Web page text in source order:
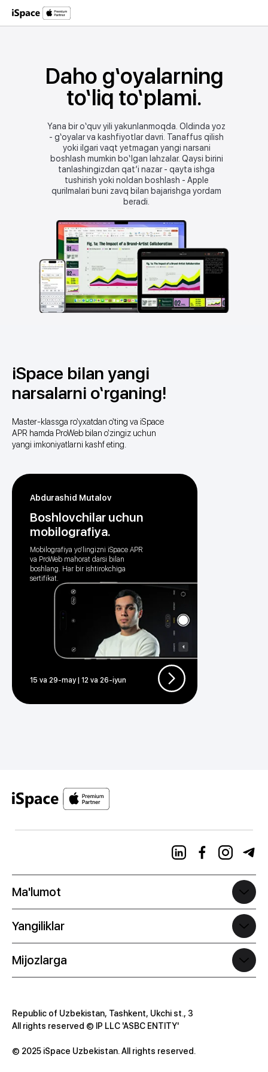
Daho g‘oyalarning
to‘liq to‘plami.
Yana bir o‘quv yili yakunlanmoqda. Oldinda yoz
- g‘oyalar va kashfiyotlar davri. Tanaffus qilish
yoki ilgari vaqt yetmagan yangi narsani
boshlash mumkin bo‘lgan lahzalar. Qaysi birini
tanlashingizdan qat’i nazar - qayta ishga
tushirish yoki noldan boshlash - Apple
qurilmalari buni zavq bilan bajarishga yordam
beradi.
iSpace bilan yangi
narsalarni o‘rganing!
Master-klassga ro‘yxatdan o‘ting va iSpace
APR hamda ProWeb bilan o‘zingiz uchun
yangi imkoniyatlarni kashf eting.
Boshlovchilar uchun
mobilografiya.
Mobilografiya yo‘lingizni iSpace APR
va ProWeb mahorat darsi bilan
boshlang. Har bir ishtirokchiga
sertifikat.
Abdurashid Mutalov
15 va 29-may | 12 va 26-iyun
Ma'lumot
Yangiliklar
Mijozlarga
Republic of Uzbekistan, Tashkent, Ukchi st., 3
All rights reserved © IP LLC 'ASBC ENTITY'
© 2025 iSpace Uzbekistan. All rights reserved.